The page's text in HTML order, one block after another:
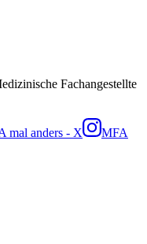
Fachangestellte
mal anders - X
MFA